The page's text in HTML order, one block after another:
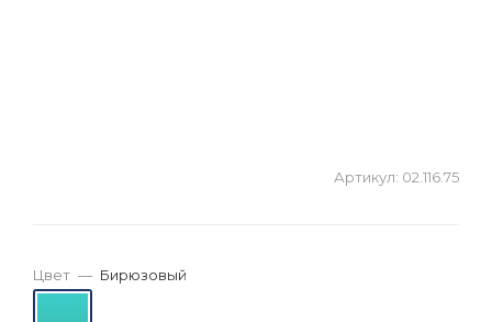
Артикул: 02.116.75
Цвет — Бирюзовый